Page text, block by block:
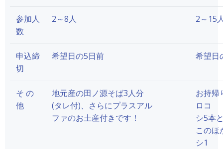
参加人
数
2～8人 2～15
申込締
切
希望日の5日前 希望日
そ の
他
地元産の田ノ源そば3人分
(タレ付)、さらにプラスアル
ファのお土産付きです！
お持帰
ロコ
シ5本
このほ
シ1